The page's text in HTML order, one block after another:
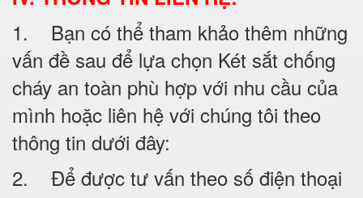
1. Bạn có thể tham khảo thêm những
vấn đề sau để lựa chọn Két sắt chống
cháy an toàn phù hợp với nhu cầu của
mình hoặc liên hệ với chúng tôi theo
thông tin dưới đây:
2. Để được tư vấn theo số điện thoại